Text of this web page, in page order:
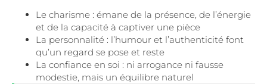
Le charisme : émane de la présence, de l’énergie
et de la capacité à captiver une pièce
La personnalité : l’humour et l’authenticité font
qu’un regard se pose et reste
La confiance en soi : ni arrogance ni fausse
modestie, mais un équilibre naturel